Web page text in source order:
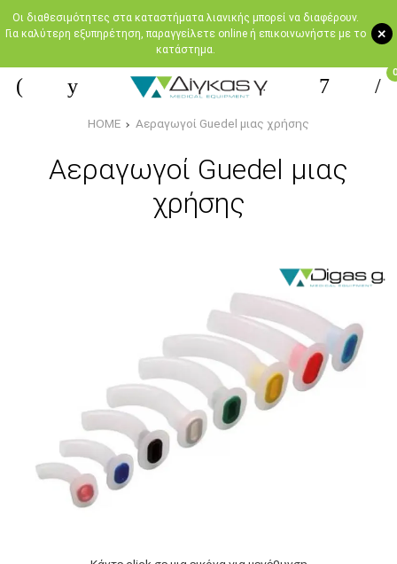
+
Oι διαθεσιμότητες στα καταστήματα λιανικής μπορεί να διαφέρουν.
Για καλύτερη εξυπηρέτηση, παραγγείλετε online ή επικοινωνήστε με το
κατάστημα.
0
HOME Αεραγωγοί Guedel μιας χρήσης
Αεραγωγοί Guedel μιας
χρήσης